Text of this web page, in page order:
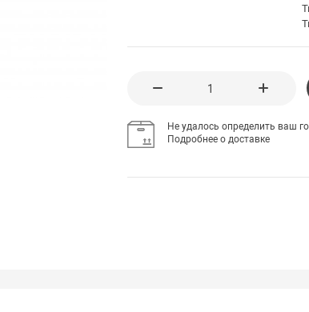
Не удалось определить ваш
Подробнее о доставке